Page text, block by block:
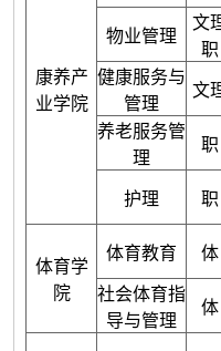
康养产
业学院
物业管理
文
职
健康服务与
管理
文
养老服务管
理
职
护理 职
体育学
院
体育教育 体
社会体育指
导与管理
体